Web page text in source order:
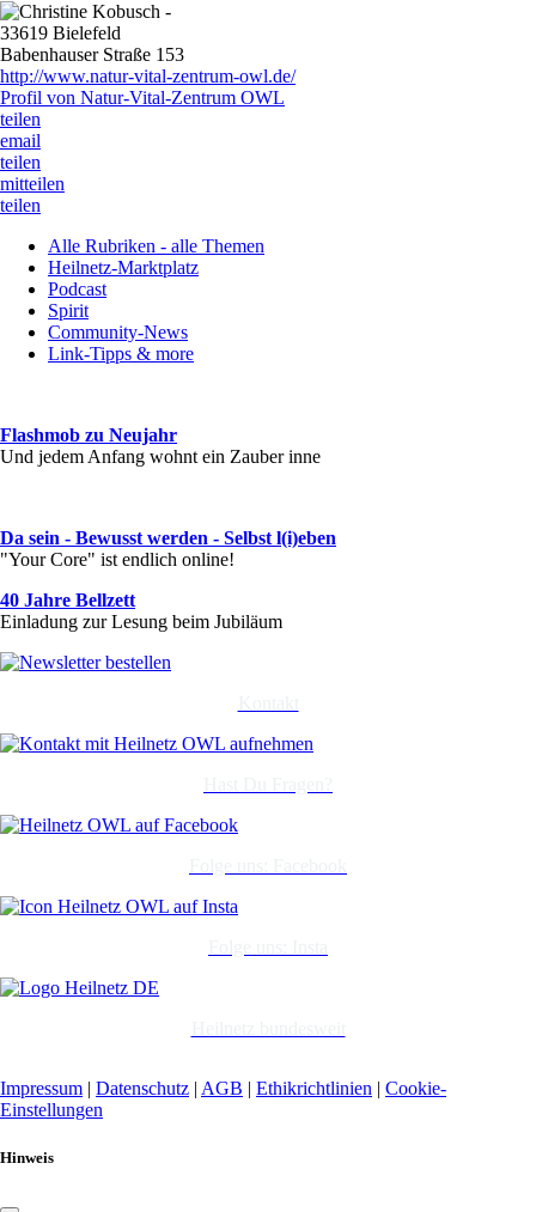
33619 Bielefeld
Babenhauser Straße 153
http://www.natur-vital-zentrum-owl.de/
Profil von Natur-Vital-Zentrum OWL
teilen
email
teilen
mitteilen
teilen
Alle Rubriken - alle Themen
Heilnetz-Marktplatz
Podcast
Spirit
Community-News
Link-Tipps & more
Flashmob zu Neujahr
Und jedem Anfang wohnt ein Zauber inne
Da sein - Bewusst werden - Selbst l(i)eben
"Your Core" ist endlich online!
40 Jahre Bellzett
Einladung zur Lesung beim Jubiläum
Impressum | Datenschutz | AGB | Ethikrichtlinien | Cookie-
Einstellungen
Hinweis